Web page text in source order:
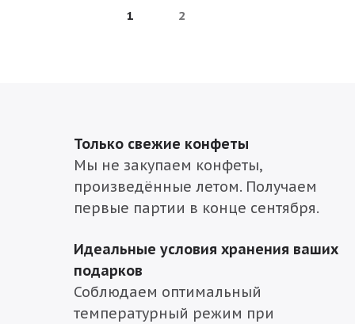
1 2
Только свежие конфеты
Мы не закупаем конфеты,
произведённые летом. Получаем
первые партии в конце сентября.
Идеальные условия хранения ваших
подарков
Соблюдаем оптимальный
температурный режим при